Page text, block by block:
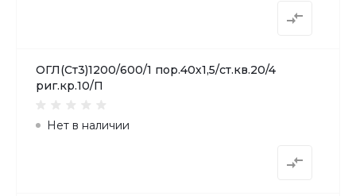
ОГЛ(Ст3)1200/600/1 пор.40х1,5/ст.кв.20/4
риг.кр.10/П
Нет в наличии